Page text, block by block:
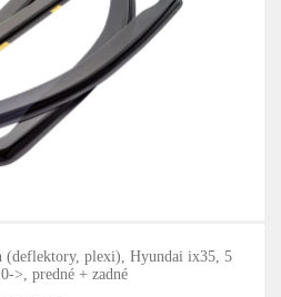
(deflektory, plexi), Hyundai ix35, 5
>, predné + zadné